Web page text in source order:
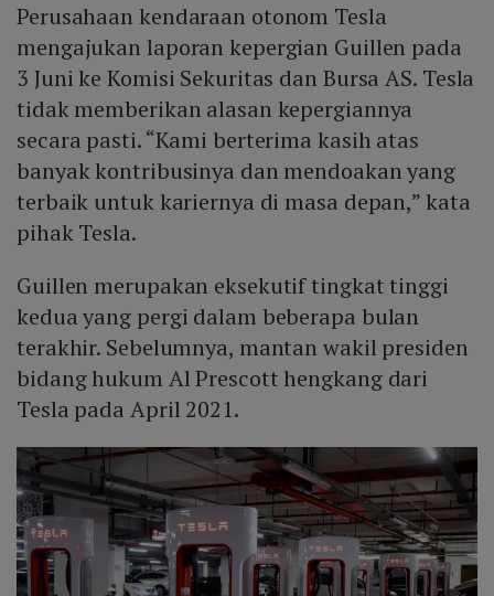
Perusahaan kendaraan otonom Tesla
mengajukan laporan kepergian Guillen pada
3 Juni ke Komisi Sekuritas dan Bursa AS. Tesla
tidak memberikan alasan kepergiannya
secara pasti. “Kami berterima kasih atas
banyak kontribusinya dan mendoakan yang
terbaik untuk kariernya di masa depan,” kata
pihak Tesla.
Guillen merupakan eksekutif tingkat tinggi
kedua yang pergi dalam beberapa bulan
terakhir. Sebelumnya, mantan wakil presiden
bidang hukum Al Prescott hengkang dari
Tesla pada April 2021.